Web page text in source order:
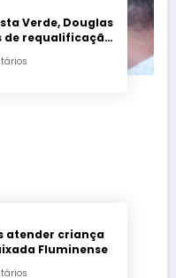
Verde, Douglas
de requalificação
atender criança
Fluminense